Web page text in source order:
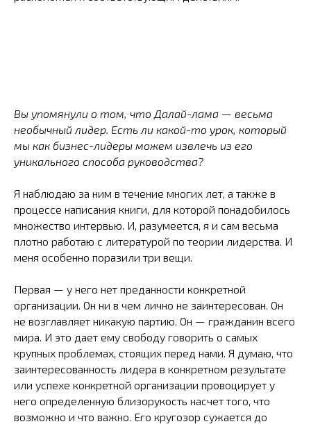
Вы упомянули о том, что Далай-лама — весьма
необычный лидер. Есть ли какой-то урок, который
мы как бизнес-лидеры можем извлечь из его
уникального способа руководства?
Я наблюдаю за ним в течение многих лет, а также в
процессе написания книги, для которой понадобилось
множество интервью. И, разумеется, я и сам весьма
плотно работаю с литературой по теории лидерства. И
меня особенно поразили три вещи.
Первая — у него нет преданности конкретной
организации. Он ни в чем лично не заинтересован. Он
не возглавляет никакую партию. Он — гражданин всего
мира. И это дает ему свободу говорить о самых
крупных проблемах, стоящих перед нами. Я думаю, что
заинтересованность лидера в конкретном результате
или успехе конкретной организации провоцирует у
него определенную близорукость насчет того, что
возможно и что важно. Его кругозор сужается до